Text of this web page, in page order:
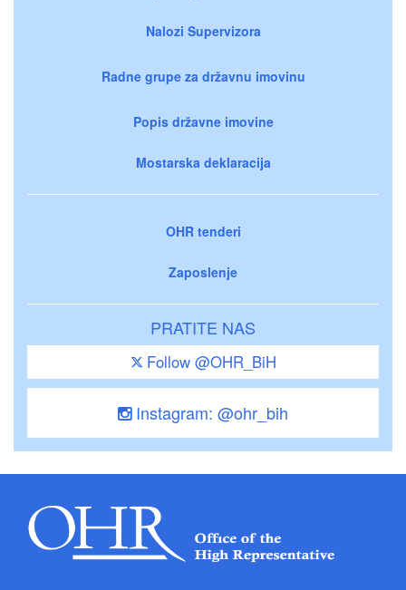
Nalozi Supervizora
Radne grupe za državnu imovinu
Popis državne imovine
Mostarska deklaracija
OHR tenderi
Zaposlenje
PRATITE NAS
Follow @OHR_BiH
Instagram: @ohr_bih